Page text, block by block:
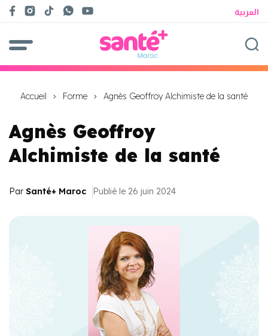
العربية
Accueil Forme Agnès Geoffroy Alchimiste de la santé
Agnès Geoffroy
Alchimiste de la santé
Par Santé+ Maroc Publié le 26 juin 2024